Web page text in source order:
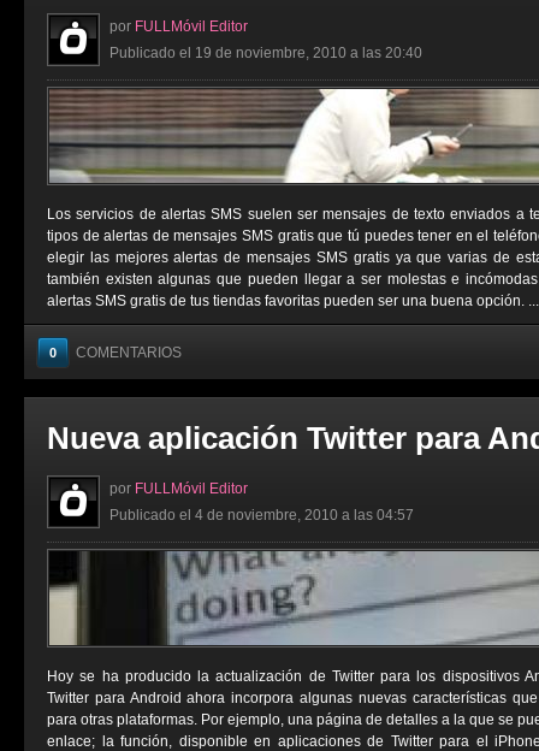
por FULLMóvil Editor
Publicado el 19 de noviembre, 2010 a las 20:40
Los servicios de alertas SMS suelen ser mensajes de texto enviados a
tipos de alertas de mensajes SMS gratis que tú puedes tener en el
elegir las mejores alertas de mensajes SMS gratis ya que varias de
también existen algunas que pueden llegar a ser molestas e
alertas SMS gratis de tus tiendas favoritas pueden ser una buena opción. ...
0 COMENTARIOS
Nueva aplicación Twitter para
por FULLMóvil Editor
Publicado el 4 de noviembre, 2010 a las 04:57
Hoy se ha producido la actualización de Twitter para los dispositivos
Twitter para Android ahora incorpora algunas nuevas características
para otras plataformas. Por ejemplo, una página de detalles a la que se
enlace; la función, disponible en aplicaciones de Twitter para el